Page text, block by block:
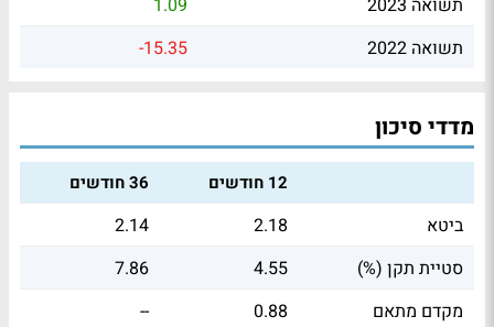
תשואה 2023
1.09
תשואה 2022
-15.35
מדדי סיכון
12 חודשים 36 חודשים
ביטא 2.18
2.14
סטיית תקן (%)
4.55
7.86
מקדם מתאם
0.88
--